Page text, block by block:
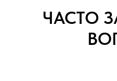
ЧАСТО